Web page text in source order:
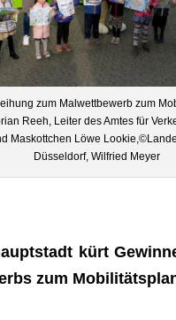
zum Mal­wett­be­werb zum
Reeh, Lei­ter des Amtes für
Mas­kott­chen Löwe
Düs­sel­dorf, Wil­fried Meyer
kürt
zum